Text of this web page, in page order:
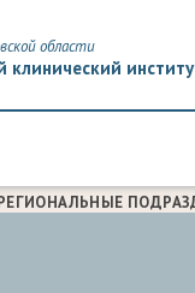
области
клинический